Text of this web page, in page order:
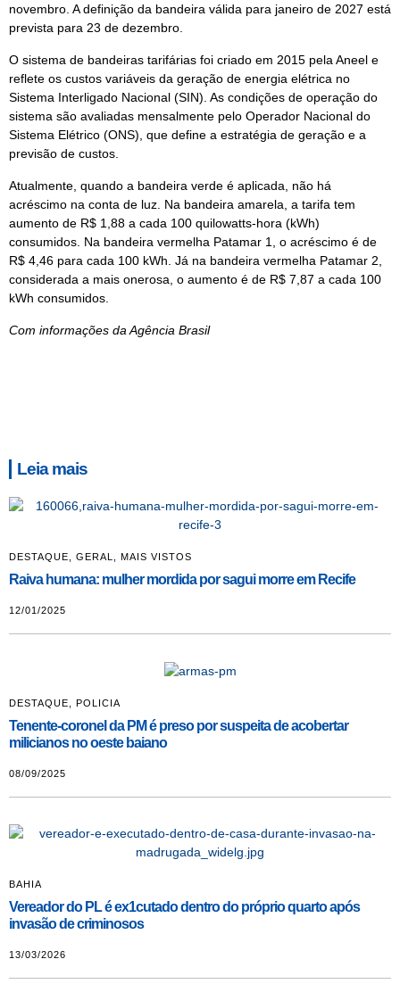
novembro. A definição da bandeira válida para janeiro de 2027 está
prevista para 23 de dezembro.
O sistema de bandeiras tarifárias foi criado em 2015 pela Aneel e
reflete os custos variáveis da geração de energia elétrica no
Sistema Interligado Nacional (SIN). As condições de operação do
sistema são avaliadas mensalmente pelo Operador Nacional do
Sistema Elétrico (ONS), que define a estratégia de geração e a
previsão de custos.
Atualmente, quando a bandeira verde é aplicada, não há
acréscimo na conta de luz. Na bandeira amarela, a tarifa tem
aumento de R$ 1,88 a cada 100 quilowatts-hora (kWh)
consumidos. Na bandeira vermelha Patamar 1, o acréscimo é de
R$ 4,46 para cada 100 kWh. Já na bandeira vermelha Patamar 2,
considerada a mais onerosa, o aumento é de R$ 7,87 a cada 100
kWh consumidos.
Com informações da Agência Brasil
Leia mais
DESTAQUE GERAL MAIS VISTOS
Raiva humana: mulher mordida por sagui morre em Recife
12/01/2025
DESTAQUE POLICIA
Tenente-coronel da PM é preso por suspeita de acobertar
milicianos no oeste baiano
08/09/2025
BAHIA
Vereador do PL é ex1cutado dentro do próprio quarto após
invasão de criminosos
13/03/2026